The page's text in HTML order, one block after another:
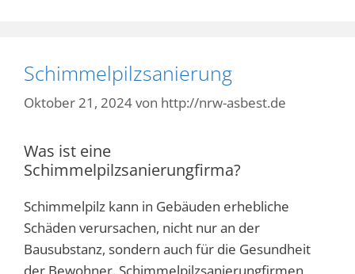
Schimmelpilzsanierung
Oktober 21, 2024von http://nrw-asbest.de
Was ist eine
Schimmelpilzsanierungfirma?
Schimmelpilz kann in Gebäuden erhebliche
Schäden verursachen, nicht nur an der
Bausubstanz, sondern auch für die Gesundheit